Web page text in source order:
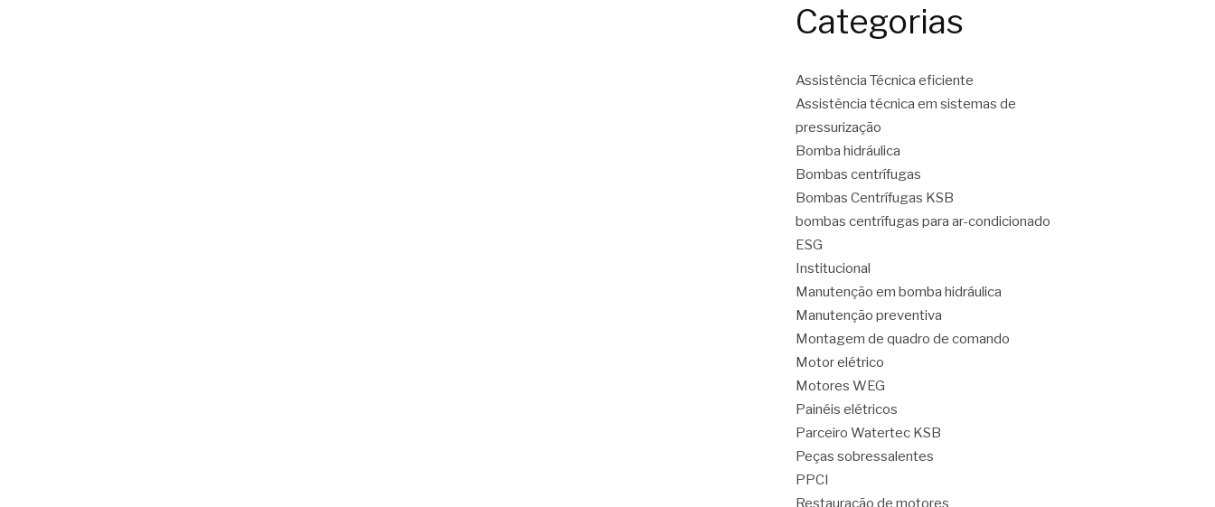
Categorias
Assistência Técnica eficiente
Assistência técnica em sistemas de
pressurização
Bomba hidráulica
Bombas centrífugas
Bombas Centrífugas KSB
bombas centrífugas para ar-condicionado
ESG
Institucional
Manutenção em bomba hidráulica
Manutenção preventiva
Montagem de quadro de comando
Motor elétrico
Motores WEG
Painéis elétricos
Parceiro Watertec KSB
Peças sobressalentes
PPCI
Restauração de motores